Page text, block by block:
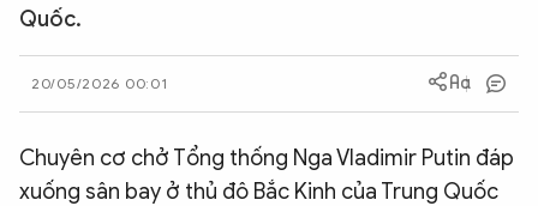
PHÁP LUẬT
CÔNG NGHỆ
Quốc.
20/05/2026 00:01
Chuyên cơ chở Tổng thống Nga Vladimir Putin đáp
xuống sân bay ở thủ đô Bắc Kinh của Trung Quốc